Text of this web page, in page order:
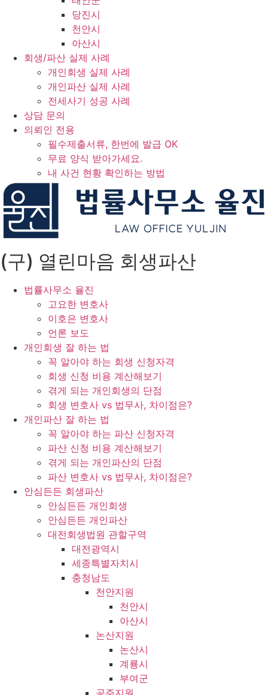
당진시
천안시
아산시
회생/파산 실제 사례
개인회생 실제 사례
개인파산 실제 사례
전세사기 성공 사례
상담 문의
의뢰인 전용
필수제출서류, 한번에 발급 OK
무료 양식 받아가세요.
내 사건 현황 확인하는 방법
(구) 열린마음 회생파산
법률사무소 율진
고요한 변호사
이호은 변호사
언론 보도
개인회생 잘 하는 법
꼭 알아야 하는 회생 신청자격
회생 신청 비용 계산해보기
겪게 되는 개인회생의 단점
회생 변호사 vs 법무사, 차이점은?
개인파산 잘 하는 법
꼭 알아야 하는 파산 신청자격
파산 신청 비용 계산해보기
겪게 되는 개인파산의 단점
파산 변호사 vs 법무사, 차이점은?
안심든든 회생파산
안심든든 개인회생
안심든든 개인파산
대전회생법원 관할구역
대전광역시
세종특별자치시
충청남도
천안지원
천안시
아산시
논산지원
논산시
계룡시
부여군